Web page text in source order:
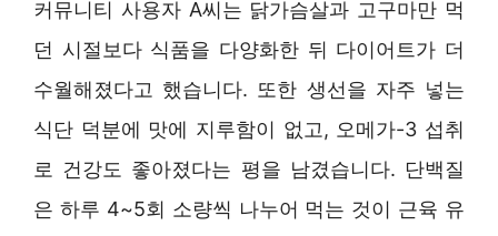
커뮤니티 사용자 A씨는 닭가슴살과 고구마만 먹
던 시절보다 식품을 다양화한 뒤 다이어트가 더
수월해졌다고 했습니다. 또한 생선을 자주 넣는
식단 덕분에 맛에 지루함이 없고, 오메가-3 섭취
로 건강도 좋아졌다는 평을 남겼습니다. 단백질
은 하루 4~5회 소량씩 나누어 먹는 것이 근육 유